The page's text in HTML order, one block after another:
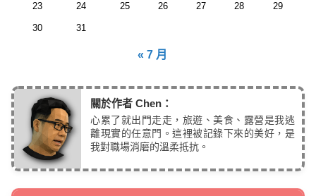
23 24 25 26 27 28 29
30 31
« 7 月
關於作者 Chen：
心累了就出門走走，旅遊、美食、露營是我逃
離現實的任意門。這裡被記錄下來的美好，是
我對職場消磨的溫柔抵抗。